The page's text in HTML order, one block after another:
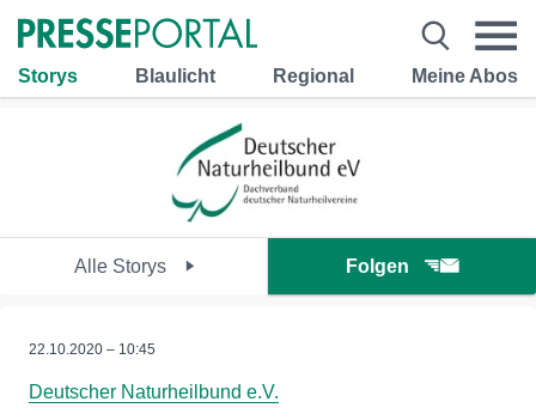
Storys Blaulicht Regional Meine Abos
Alle Storys Folgen
22.10.2020 – 10:45
Deutscher Naturheilbund e.V.